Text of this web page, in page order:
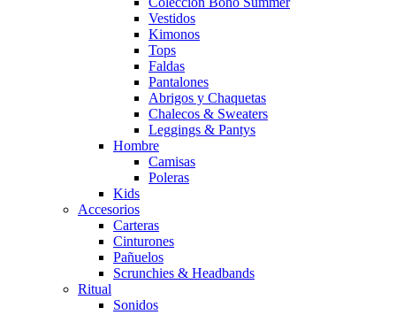
Vestidos
Kimonos
Tops
Faldas
Pantalones
Abrigos y Chaquetas
Chalecos & Sweaters
Leggings & Pantys
Hombre
Camisas
Poleras
Kids
Accesorios
Carteras
Cinturones
Pañuelos
Scrunchies & Headbands
Ritual
Sonidos